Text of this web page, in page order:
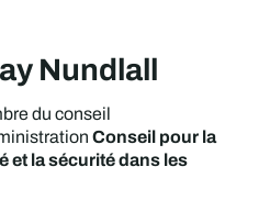
Nundlall
du conseil
Conseil pour la
et la sécurité dans les